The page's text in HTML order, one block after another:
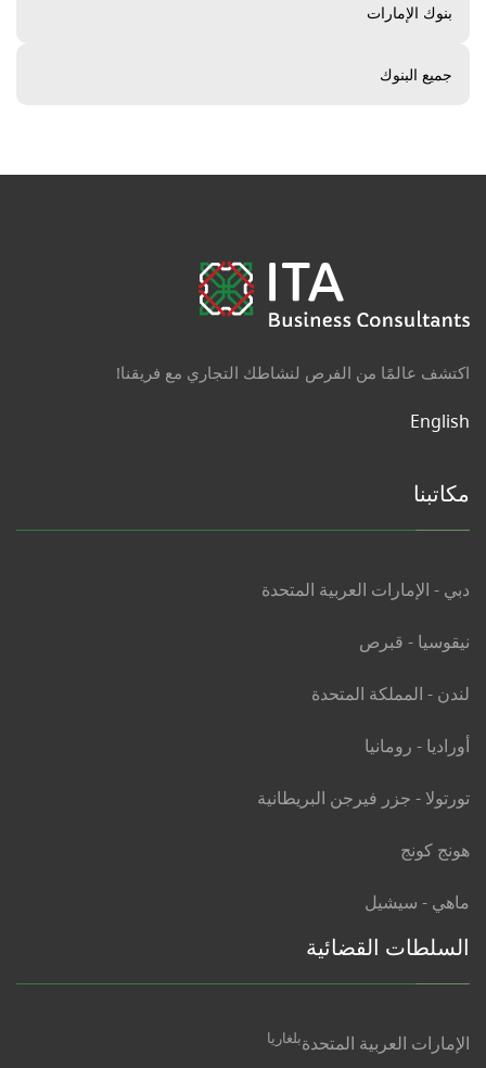
بنوك الإمارات
جميع البنوك
اكتشف عالمًا من الفرص لنشاطك التجاري مع فريقنا!
English
مكاتبنا
دبي - الإمارات العربية المتحدة
نيقوسيا - قبرص
لندن - المملكة المتحدة
أوراديا - رومانيا
تورتولا - جزر فيرجن البريطانية
هونج كونج
ماهي - سيشيل
السلطات القضائية
الإمارات العربية المتحدةبلغاريا